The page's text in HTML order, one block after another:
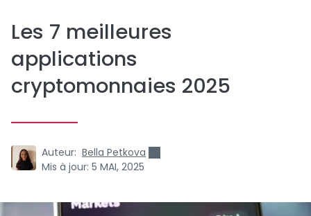
Les 7 meilleures
applications
cryptomonnaies 2025
Auteur: Bella Petkova
Mis à jour: 5 MAI, 2025